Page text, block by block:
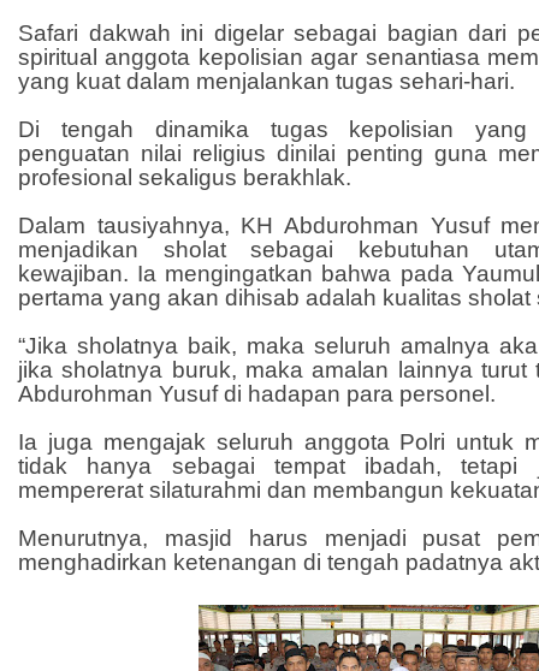
Safari dakwah ini digelar sebagai bagian dari
spiritual anggota kepolisian agar senantiasa
yang kuat dalam menjalankan tugas sehari-hari.
Di tengah dinamika tugas kepolisian yang
penguatan nilai religius dinilai penting guna
profesional sekaligus berakhlak.
Dalam tausiyahnya, KH Abdurohman Yusuf
menjadikan sholat sebagai kebutuhan
kewajiban. Ia mengingatkan bahwa pada
pertama yang akan dihisab adalah kualitas sholat
“Jika sholatnya baik, maka seluruh amalnya
jika sholatnya buruk, maka amalan lainnya turut
Abdurohman Yusuf di hadapan para personel.
Ia juga mengajak seluruh anggota Polri untuk
tidak hanya sebagai tempat ibadah, tetapi
mempererat silaturahmi dan membangun
Menurutnya, masjid harus menjadi pusat
menghadirkan ketenangan di tengah padatnya